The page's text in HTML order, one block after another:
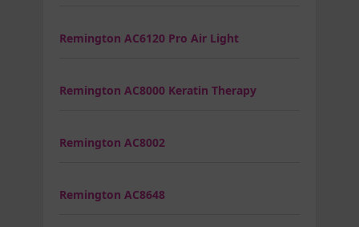
Remington AC6120 Pro Air Light
Remington AC8000 Keratin Therapy
Remington AC8002
Remington AC8648